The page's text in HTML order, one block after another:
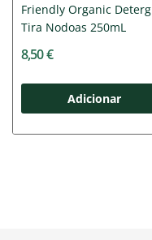
Friendly Organic Deterg
Tira Nodoas 250mL
8,50 €
Adicionar